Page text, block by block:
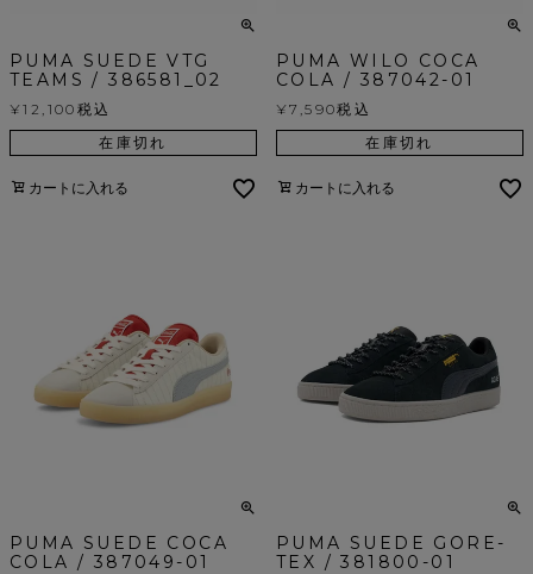
PUMA SUEDE VTG
TEAMS / 386581_02
¥12,100 税込
在庫切れ
カートに入れる
PUMA WILO COCA
COLA / 387042-01
¥7,590税込
在庫切れ
カートに入れる
PUMA SUEDE COCA
COLA / 387049-01
PUMA SUEDE GORE-
TEX / 381800-01